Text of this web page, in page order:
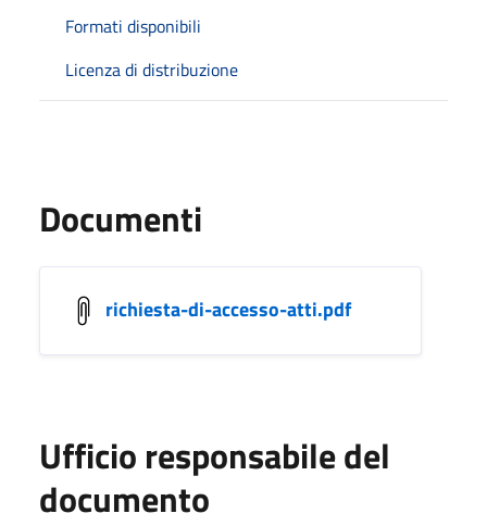
Formati disponibili
Licenza di distribuzione
Documenti
richiesta-di-accesso-atti.pdf
Ufficio responsabile del
documento